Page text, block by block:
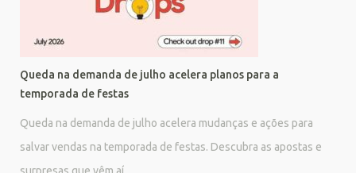
Queda na demanda de julho acelera planos para a
temporada de festas
Queda na demanda de julho acelera mudanças e ações para
salvar vendas na temporada de festas. Descubra as apostas e